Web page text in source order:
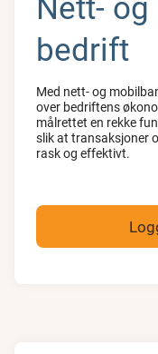
bedrift
Med nett- og
over bedriftens
målrettet en rekke
slik at transaksjoner
rask og effektivt.